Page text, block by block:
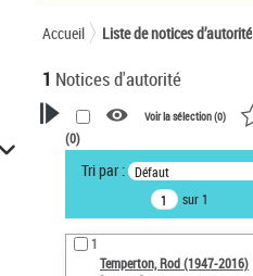
Accueil Liste de notices d’autorité
1 Notices d'autorité
VOTRE RECHERCHE
Recherche avancée dans les
notices d’autorité
Œuvres liées à l'auteur :
Temperton, Rod (1947-2016)
Voir la sélection (0)
(0)
Tri par : Défaut
sur 1
1
Temperton, Rod (1947-2016)